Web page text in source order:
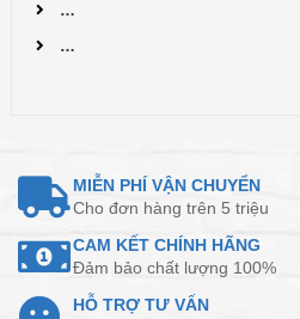
…
…
MIỄN PHÍ VẬN CHUYỂN
Cho đơn hàng trên 5 triệu
CAM KẾT CHÍNH HÃNG
Đảm bảo chất lượng 100%
HỖ TRỢ TƯ VẤN